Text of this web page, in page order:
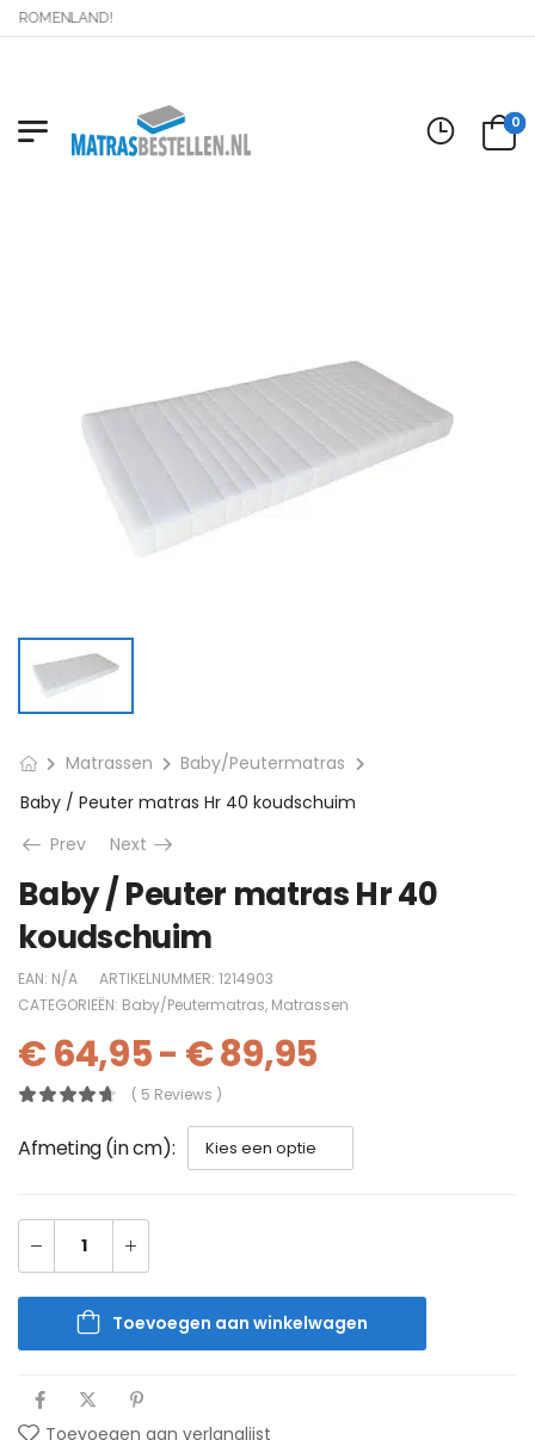
0
Matrassen
Baby/Peutermatras
Baby / Peuter matras Hr 40 koudschuim
Prev
Next
Baby / Peuter matras Hr 40
koudschuim
EAN: N/A ARTIKELNUMMER: 1214903
CATEGORIEËN: Baby/Peutermatras, Matrassen
€64,95- €89,95
( 5 Reviews )
Afmeting (in cm)
Toevoegen aan winkelwagen
Toevoegen aan verlanglijst